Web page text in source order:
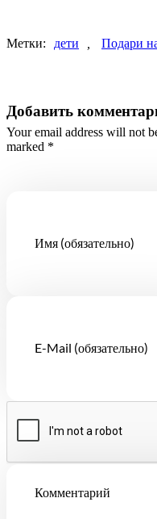
Метки: дети Подари
Добавить
Your email address will not
marked *